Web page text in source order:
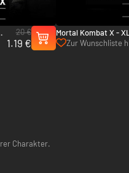
20 €
1.19 €
Mortal Kombat X -
(Steam)
Zur Wunschliste
Charakter.